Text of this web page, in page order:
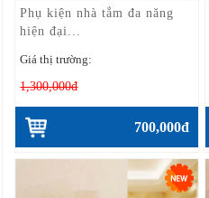
Phụ kiện nhà tắm đa năng
hiện đại...
Giá thị trường:
1,300,000đ
700,000đ